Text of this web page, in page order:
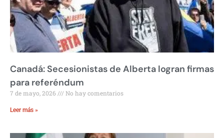
Canadá: Secesionistas de Alberta logran firmas
para referéndum
7 de mayo, 2026 No hay comentarios
Leer más »